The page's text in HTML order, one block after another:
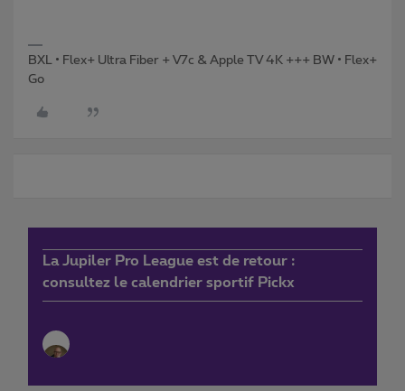
BXL • Flex+ Ultra Fiber + V7c & Apple TV 4K +++ BW • Flex+
Go
La Jupiler Pro League est de retour :
consultez le calendrier sportif Pickx